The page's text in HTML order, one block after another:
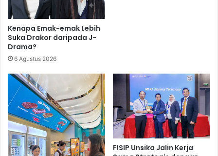
Kenapa Emak-emak Lebih
Suka Drakor daripada J-
Drama?
6 Agustus 2026
FISIP Unsika Jalin Kerja